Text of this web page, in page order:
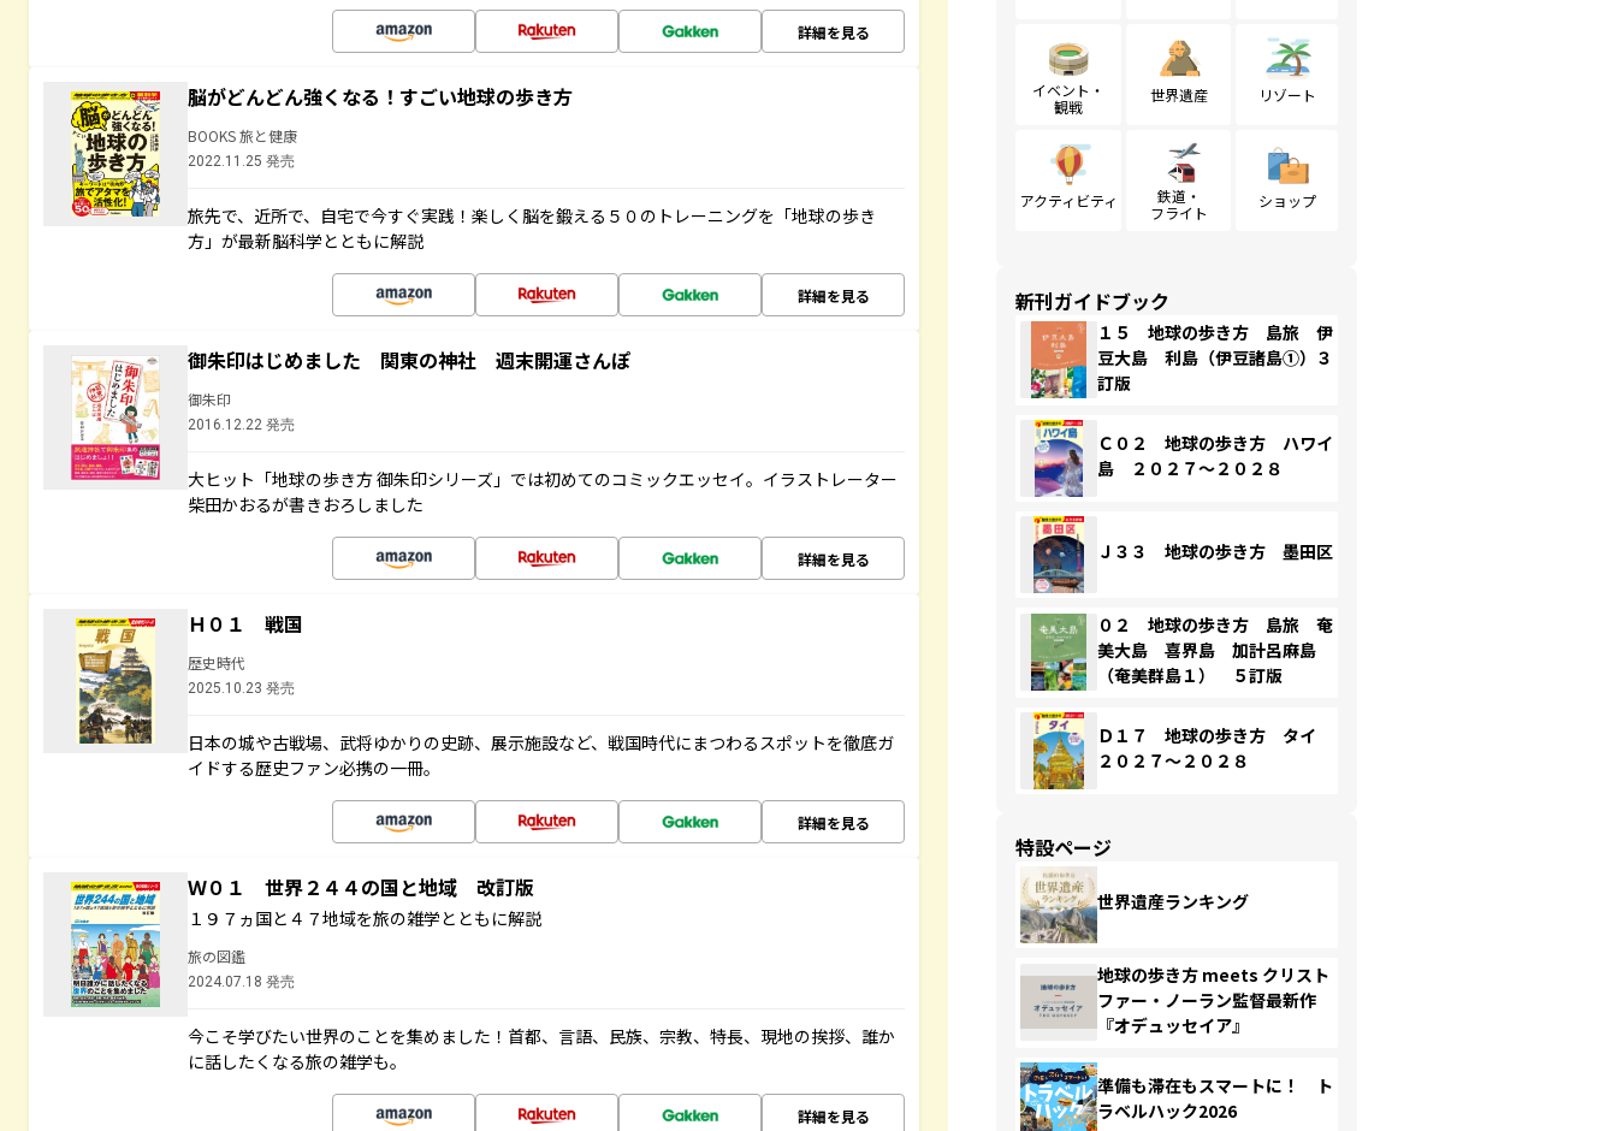
詳細を見る
脳がどんどん強くなる！すごい地球の歩き方
BOOKS 旅と健康
2022.11.25 発売
旅先で、近所で、自宅で今すぐ実践！楽しく脳を鍛える５０のトレーニングを「地球の歩き
方」が最新脳科学とともに解説
詳細を見る
御朱印はじめました 関東の神社 週末開運さんぽ
御朱印
2016.12.22 発売
大ヒット「地球の歩き方 御朱印シリーズ」では初めてのコミックエッセイ。イラストレーター
柴田かおるが書きおろしました
詳細を見る
Ｈ０１ 戦国
歴史時代
2025.10.23 発売
日本の城や古戦場、武将ゆかりの史跡、展示施設など、戦国時代にまつわるスポットを徹底ガ
イドする歴史ファン必携の一冊。
詳細を見る
Ｗ０１ 世界２４４の国と地域 改訂版
１９７ヵ国と４７地域を旅の雑学とともに解説
旅の図鑑
2024.07.18 発売
今こそ学びたい世界のことを集めました！首都、言語、民族、宗教、特長、現地の挨拶、誰か
に話したくなる旅の雑学も。
詳細を見る
イベント・
観戦
世界遺産 リゾート
アクティビティ
鉄道・
フライト
ショップ
新刊ガイドブック
１５ 地球の歩き方 島旅 伊
豆大島 利島（伊豆諸島①）３
訂版
Ｃ０２ 地球の歩き方 ハワイ
島 ２０２７～２０２８
Ｊ３３ 地球の歩き方 墨田区
０２ 地球の歩き方 島旅 奄
美大島 喜界島 加計呂麻島
（奄美群島１） ５訂版
Ｄ１７ 地球の歩き方 タイ
２０２７～２０２８
特設ページ
世界遺産ランキング
地球の歩き方 meets クリスト
ファー・ノーラン監督最新作
『オデュッセイア』
準備も滞在もスマートに！ ト
ラベルハック2026